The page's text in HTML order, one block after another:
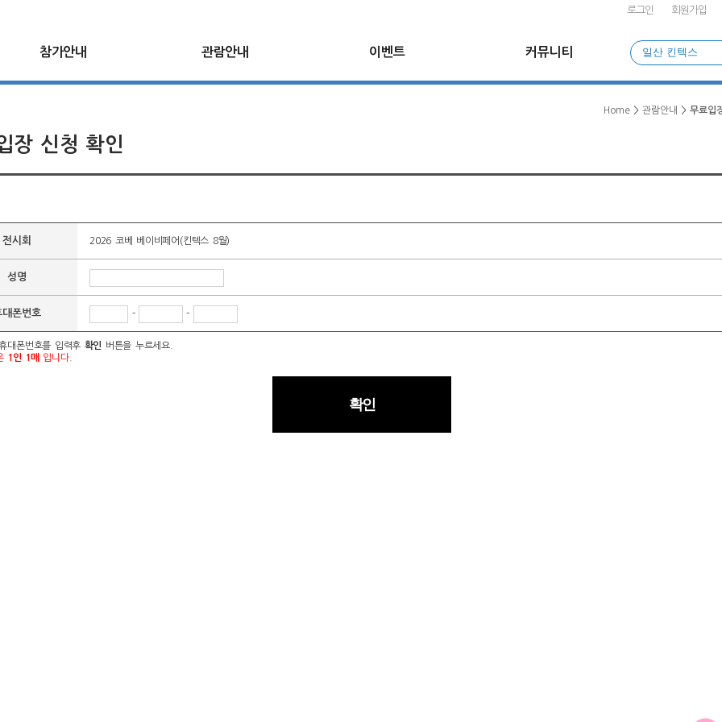
로그인 회원가입
일산 킨텍스
참가안내 관람안내 이벤트 커뮤니티
Home>관람안내 >무료입
장 신청 확인
전시회 2026 코베 베이비페어(킨텍스 8월)
성명
대폰번호 - -
대폰번호를 입력후 확인 버튼을 누르세요.
1인 1매 입니다.